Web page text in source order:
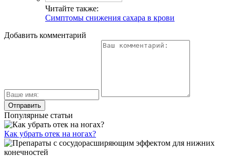
Читайте также:
Симптомы снижения сахара в крови
Добавить комментарий
Популярные статьи
Как убрать отек на ногах?